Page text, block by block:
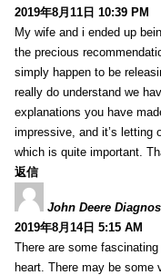
2019年8月11日 10:39 PM
My wife and i ended up
the precious
simply happen to be
really do understand we
explanations you have
impressive, and it’s letting
which is quite important.
返信
John Deere
2019年8月14日 5:15 AM
There are some
heart. There may be some